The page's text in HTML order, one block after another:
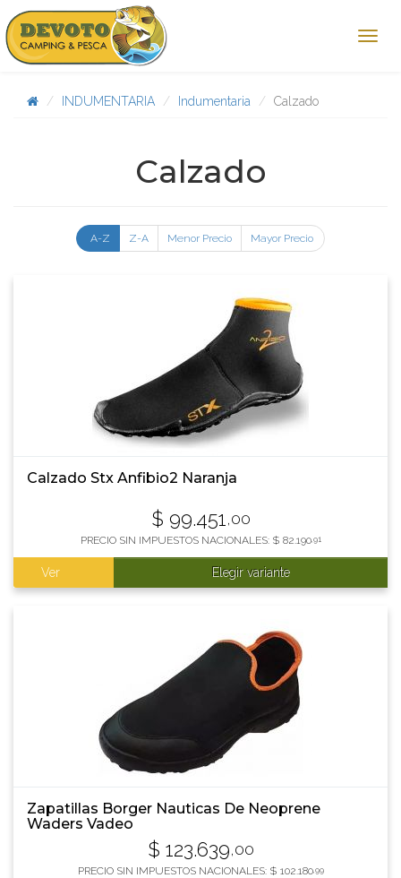
INDUMENTARIA Indumentaria Calzado
Calzado
A-Z Z-A Menor Precio Mayor Precio
Calzado Stx Anfibio2 Naranja
$ 99.451 ,00
PRECIO SIN IMPUESTOS NACIONALES: $ 82.190,91
Ver Elegir variante
Zapatillas Borger Nauticas De Neoprene
Waders Vadeo
$ 123.639,00
PRECIO SIN IMPUESTOS NACIONALES: $ 102.180,99